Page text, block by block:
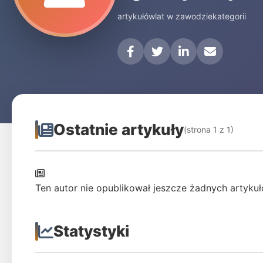
artykułówlat w zawodziekategorii
Ostatnie artykuły(strona 1 z 1)
Ten autor nie opublikował jeszcze żadnych
Statystyki